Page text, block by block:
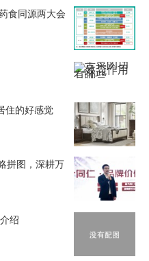
食同源两大会
住的好感觉
拼图，深耕万
绍